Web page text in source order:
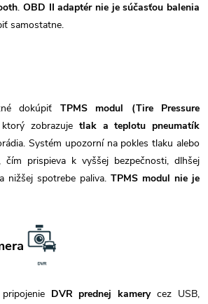
.OBD II adaptér nie je súčasťou balenia
samostatne.
dokúpiť TPMS modul (Tire Pressure
zobrazuje tlak a teplotu pneumatík
Systém upozorní na pokles tlaku alebo
čím prispieva k vyššej bezpečnosti, dlhšej
nižšej spotrebe paliva. TPMS modul nie je
DVR prednej kamerycez USB,